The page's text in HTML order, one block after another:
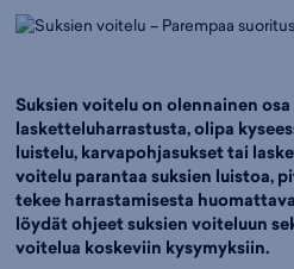
Suksien voitelu on olennainen
lasketteluharrastusta, olipa
luistelu, karvapohjasukset tai
voitelu parantaa suksien luistoa,
tekee harrastamisesta
löydät ohjeet suksien voiteluun
voitelua koskeviin kysymyksiin.